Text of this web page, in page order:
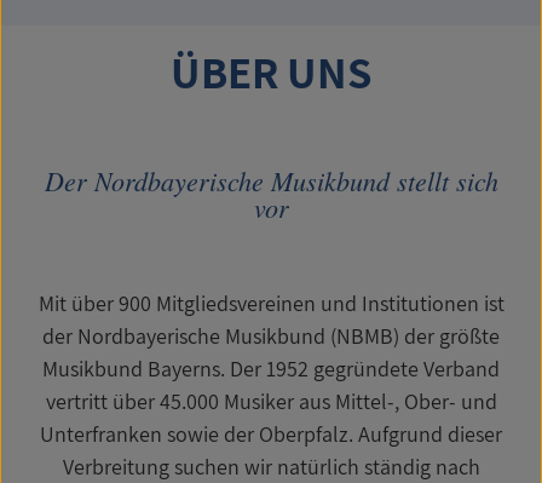
ÜBER UNS
Der Nordbayerische Musikbund stellt sich
vor
Mit über 900 Mitgliedsvereinen und Institutionen ist
der Nordbayerische Musikbund (NBMB) der größte
Musikbund Bayerns. Der 1952 gegründete Verband
vertritt über 45.000 Musiker aus Mittel-, Ober- und
Unterfranken sowie der Oberpfalz. Aufgrund dieser
Verbreitung suchen wir natürlich ständig nach